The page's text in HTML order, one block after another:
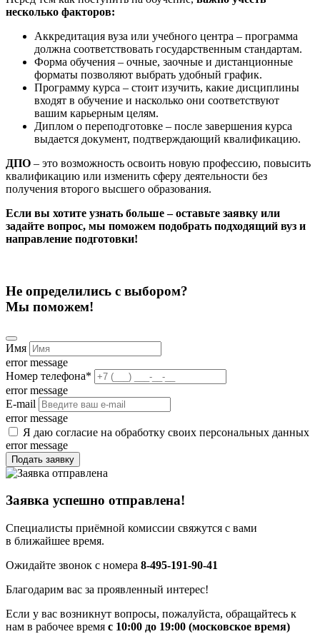
несколько факторов:
Аккредитация вуза или учебного центра – программа
должна соответствовать государственным стандартам.
Форма обучения – очные, заочные и дистанционные
форматы позволяют выбрать удобный график.
Программу курса – стоит изучить, какие дисциплины
входят в обучение и насколько они соответствуют
вашим карьерным целям.
Диплом о переподготовке – после завершения курса
выдается документ, подтверждающий квалификацию.
ДПО – это возможность освоить новую профессию, повысить
квалификацию или изменить сферу деятельности без
получения второго высшего образования.
Если вы хотите узнать больше – оставьте заявку или
задайте вопрос, мы поможем подобрать подходящий вуз и
направление подготовки!
Не определились с выбором?
Мы поможем!
Имя
error message
Номер телефона*
error message
E-mail
error message
Я даю согласие на обработку своих персональных данных
error message
Подать заявку
Заявка успешно отправлена!
Специалисты приёмной комиссии свяжутся с вами
в ближайшее время.
Ожидайте звонок с номера 8-495-191-90-41
Благодарим вас за проявленный интерес!
Если у вас возникнут вопросы, пожалуйста, обращайтесь к
нам в рабочее время с 10:00 до 19:00 (московское время)